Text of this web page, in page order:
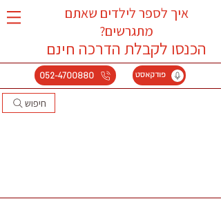
איך לספר לילדים שאתם
מתגרשים?
הכנסו לקבלת הדרכה חינם
052-4700880 פודקאסט
חיפוש